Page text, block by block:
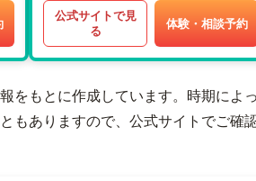
公式サイトで見
る
体験・相談予約
をもとに作成しています。時期によ
もありますので、公式サイトでご確認